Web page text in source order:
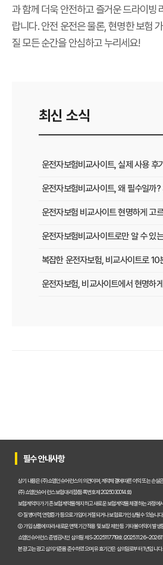
과 함께 더욱 안전하고 즐거운 드라이빙
랍니다. 안전 운전은 물론, 현명한 보험
질 모든 순간을 안심하고 누리세요!
최신 소식
필수 안내사항
상기 내용은 (주)쇼엠인슈어런스의 의견이며, 계약체결에 따른 이익 또는 손실
(주)쇼엠인슈어런스 보험대리점(등록번호 제2025030014호)
보험계약자가 기존 보험계약을 해지하고 새로운 보험계약을 체결하는 과정에
① 질병이력, 연령증가 등으로 가입이 거절되거나 보험료가 인상될 수 있습니다.
② 가입 상품에 따라 새로운 면책기간 적용 및 보장 제한 등 기타 불이익이 발생
쇼엠인슈어런스 준법감시인 심의필 제S-2025117719호
본 광고는 광고심의기준을 준수하였으며, 유효기간은 심의일로부터 1년입니다.